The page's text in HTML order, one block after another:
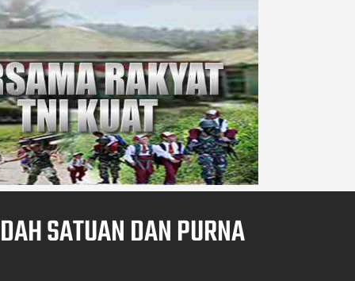
SATUAN DAN PURNA